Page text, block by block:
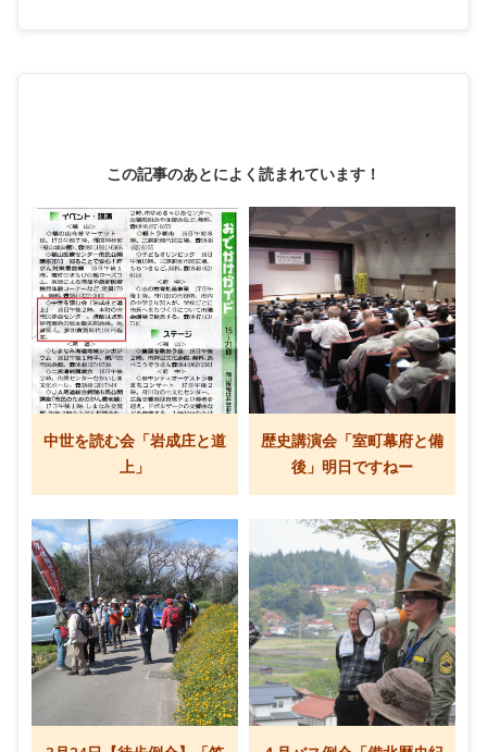
この記事のあとによく読まれています！
中世を読む会「岩成庄と道
上」
歴史講演会「室町幕府と備
後」明日ですねー